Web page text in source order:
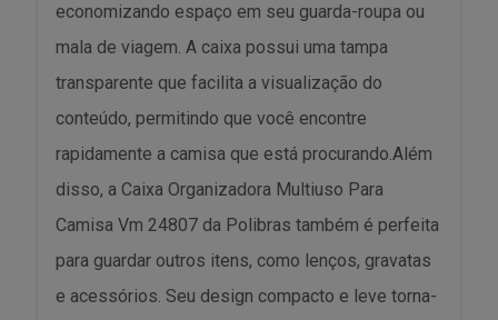
economizando espaço em seu guarda-roupa ou
mala de viagem. A caixa possui uma tampa
transparente que facilita a visualização do
conteúdo, permitindo que você encontre
rapidamente a camisa que está procurando.Além
disso, a Caixa Organizadora Multiuso Para
Camisa Vm 24807 da Polibras também é perfeita
para guardar outros itens, como lenços, gravatas
e acessórios. Seu design compacto e leve torna-